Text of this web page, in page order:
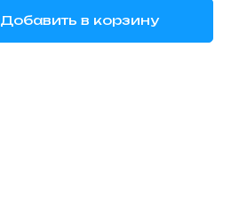
Добавить в корзину